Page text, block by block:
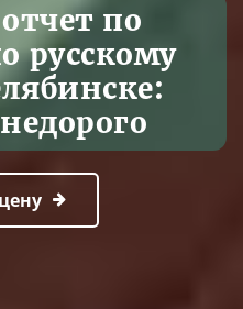
по
русскому